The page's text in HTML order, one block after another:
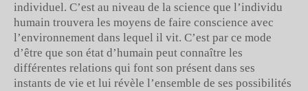
individuel. C’est au niveau de la science que l’individu
humain trouvera les moyens de faire conscience avec
l’environnement dans lequel il vit. C’est par ce mode
d’être que son état d’humain peut connaître les
différentes relations qui font son présent dans ses
instants de vie et lui révèle l’ensemble de ses possibilités